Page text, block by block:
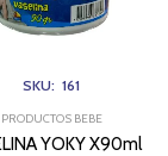
SKU: 161
PRODUCTOS BEBE
YOKY X90ml